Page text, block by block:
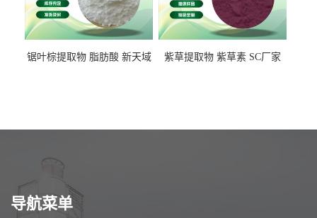
锯叶棕提取物 脂肪酸 新天域
紫草提取物 紫草素 SC厂家
导航菜单